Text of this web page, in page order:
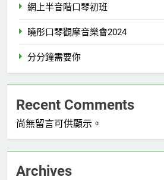
網上半音階口琴初班
曉彤口琴觀摩音樂會2024
分分鐘需要你
Recent Comments
尚無留言可供顯示。
Archives